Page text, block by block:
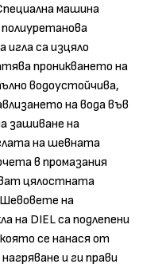
машина
са изцяло
проникването на
водоустойчива,
на вода във
зашиване на
на шевната
в промазания
цялостната
на
на DIEL са подлепени
се нанася от
и ги прави